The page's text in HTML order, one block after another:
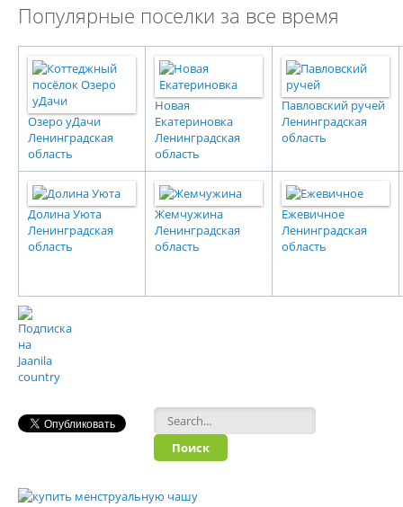
Популярные поселки за все время
Озеро уДачи
Ленинградская
область
Новая
Екатериновка
Ленинградская
область
Павловский ручей
Ленинградская
область
Долина Уюта
Ленинградская
область
Жемчужина
Ленинградская
область
Ежевичное
Ленинградская
область
Форма поиска